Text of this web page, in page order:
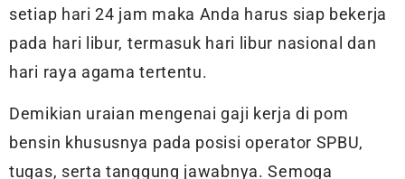
setiap hari 24 jam maka Anda harus siap bekerja
pada hari libur, termasuk hari libur nasional dan
hari raya agama tertentu.
Demikian uraian mengenai gaji kerja di pom
bensin khususnya pada posisi operator SPBU,
tugas, serta tanggung jawabnya. Semoga